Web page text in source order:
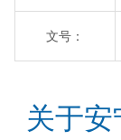
文号：
关于